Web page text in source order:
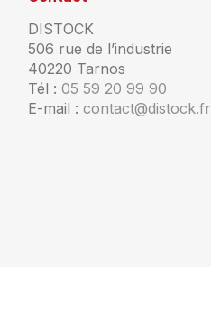
DISTOCK
506 rue de l’industrie
40220 Tarnos
Tél : 05 59 20 99 90
E-mail : contact@distock.fr